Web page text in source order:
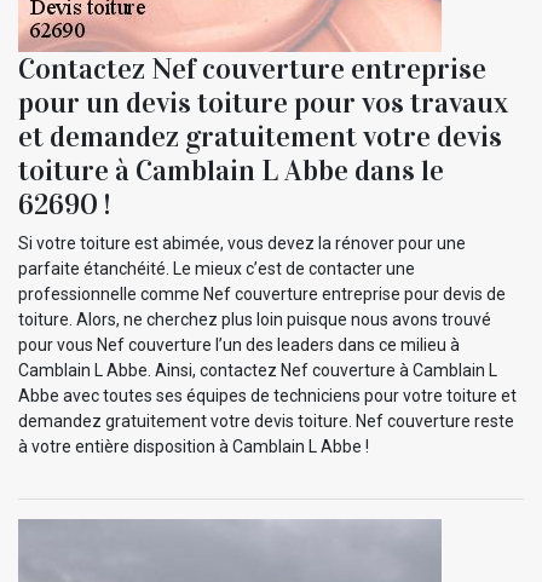
Contactez Nef couverture entreprise
pour un devis toiture pour vos travaux
et demandez gratuitement votre devis
toiture à Camblain L Abbe dans le
62690 !
Si votre toiture est abimée, vous devez la rénover pour une
parfaite étanchéité. Le mieux c’est de contacter une
professionnelle comme Nef couverture entreprise pour devis de
toiture. Alors, ne cherchez plus loin puisque nous avons trouvé
pour vous Nef couverture l’un des leaders dans ce milieu à
Camblain L Abbe. Ainsi, contactez Nef couverture à Camblain L
Abbe avec toutes ses équipes de techniciens pour votre toiture et
demandez gratuitement votre devis toiture. Nef couverture reste
à votre entière disposition à Camblain L Abbe !